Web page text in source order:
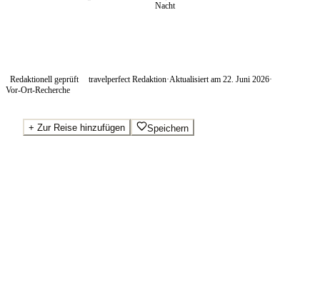
Nacht
Redaktionell geprüft travelperfect Redaktion·Aktualisiert am 22. Juni 2026·
Vor-Ort-Recherche
+ Zur Reise hinzufügen Speichern